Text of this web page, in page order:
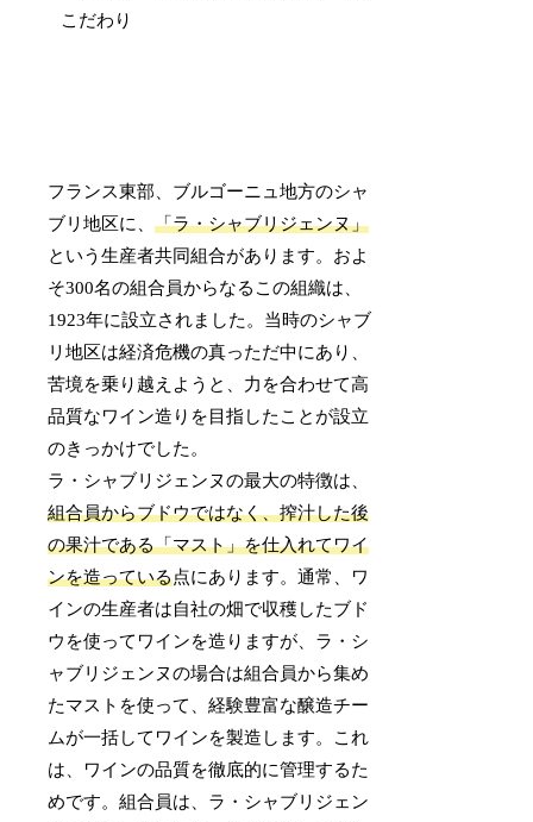
フランス東部、ブルゴーニュ地方のシャ
ブリ地区に、「ラ・シャブリジェンヌ」
という生産者共同組合があります。およ
そ300名の組合員からなるこの組織は、
1923年に設立されました。当時のシャブ
リ地区は経済危機の真っただ中にあり、
苦境を乗り越えようと、力を合わせて高
品質なワイン造りを目指したことが設立
のきっかけでした。
ラ・シャブリジェンヌの最大の特徴は、
組合員からブドウではなく、搾汁した後
の果汁である「マスト」を仕入れてワイ
ンを造っている点にあります。通常、ワ
インの生産者は自社の畑で収穫したブド
ウを使ってワインを造りますが、ラ・シ
ャブリジェンヌの場合は組合員から集め
たマストを使って、経験豊富な醸造チー
ムが一括してワインを製造します。これ
は、ワインの品質を徹底的に管理するた
めです。組合員は、ラ・シャブリジェン